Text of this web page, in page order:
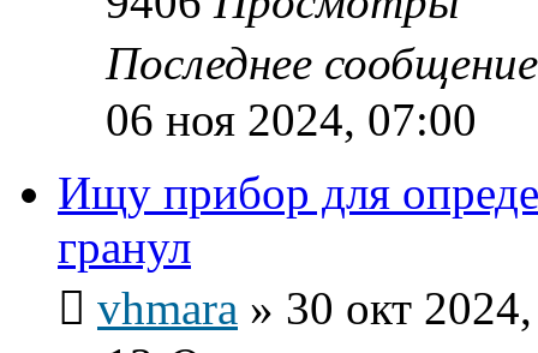
Последнее
06 ноя 2024, 07:00
Ищу прибор для
гранул
vhmara » 30 окт